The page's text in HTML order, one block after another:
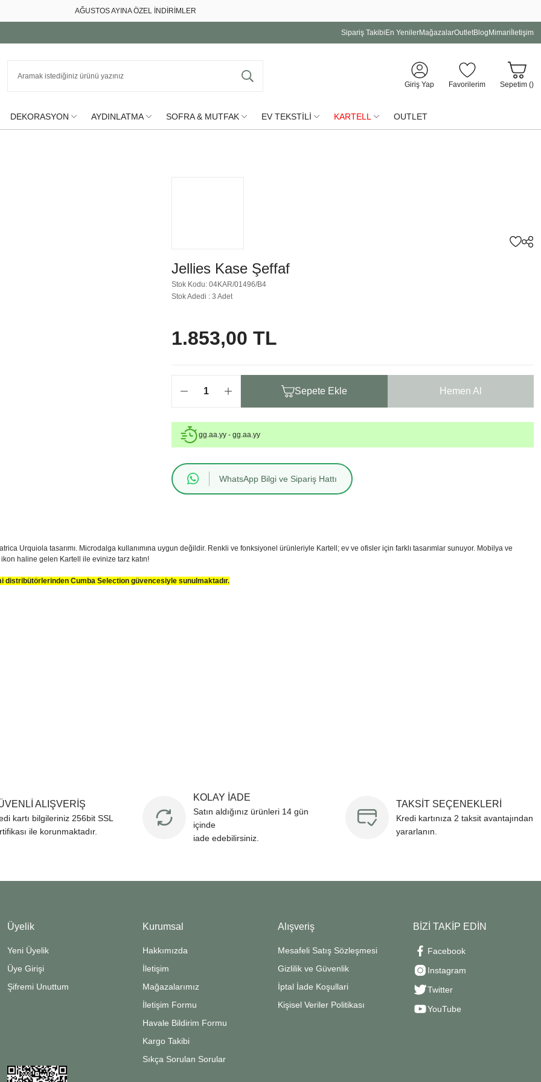
AĞUSTOS AYINA ÖZEL İNDİRİMLER
Sipariş Takibi En YenilerMağazalarOutletBlog Mimari İletişim
Giriş Yap Favorilerim Sepetim ()
DEKORASYON AYDINLATMA SOFRA & MUTFAK EV TEKSTİLİ KARTELL OUTLET
Jellies Kase Şeffaf
Stok Kodu: 04KAR/01496/B4
Stok Adedi : 3 Adet
1.853,00 TL
Sepete Ekle Hemen Al
gg.aa.yy - gg.aa.yy
WhatsApp Bilgi ve Sipariş Hattı
Urquiola tasarımı. Microdalga kullanımına uygun değildir. Renkli ve fonksiyonel ürünleriyle Kartell; ev ve ofisler için farklı tasarımlar sunuyor. Mobilya ve
ikon haline gelen Kartell ile evinize tarz katın!
distribütörlerinden Cumba Selection güvencesiyle sunulmaktadır.
ALIŞVERİŞ
kartı bilgileriniz 256bit SSL
ile korunmaktadır.
KOLAY İADE
Satın aldığınız ürünleri 14 gün
içinde
iade edebilirsiniz.
TAKSİT SEÇENEKLERİ
Kredi kartınıza 2 taksit avantajından
yararlanın.
Üyelik
Yeni Üyelik
Üye Girişi
Şifremi Unuttum
Kurumsal
Hakkımızda
İletişim
Mağazalarımız
İletişim Formu
Havale Bildirim Formu
Kargo Takibi
Sıkça Sorulan Sorular
Alışveriş
Mesafeli Satış Sözleşmesi
Gizlilik ve Güvenlik
İptal İade Koşullari
Kişisel Veriler Politikası
BİZİ TAKİP EDİN
Facebook
Instagram
Twitter
YouTube